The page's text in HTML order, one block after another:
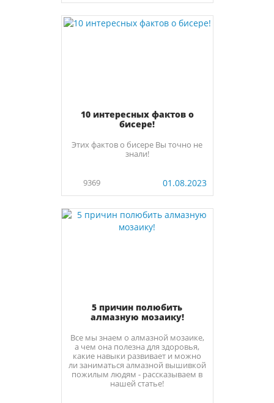
10 интересных фактов о
бисере!
Этих фактов о бисере Вы точно не
знали!
9369 01.08.2023
5 причин полюбить
алмазную мозаику!
Все мы знаем о алмазной мозаике,
а чем она полезна для здоровья,
какие навыки развивает и можно
ли заниматься алмазной вышивкой
пожилым людям - рассказываем в
нашей статье!